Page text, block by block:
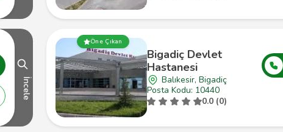
İncele
Öne Çıkan
Bigadiç Devlet
Hastanesi
Balıkesir, Bigadiç
Posta Kodu: 10440
0.0 (0)